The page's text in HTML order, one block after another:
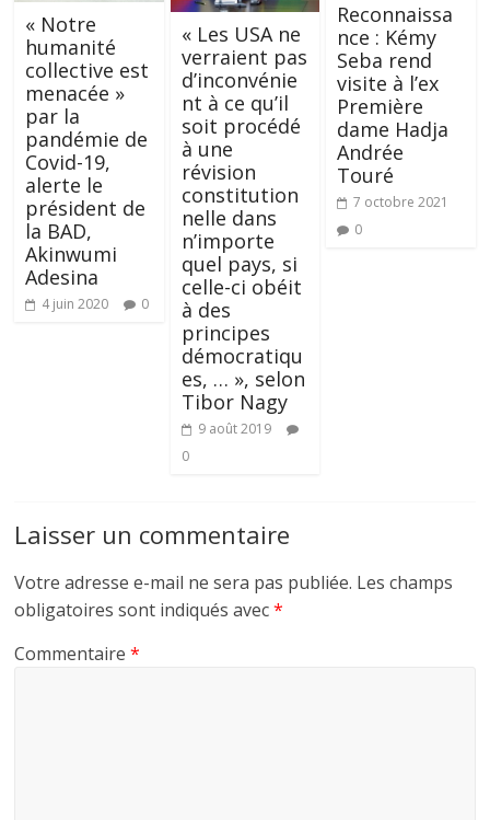
« Notre
humanité
collective est
menacée »
par la
pandémie de
Covid-19,
alerte le
président de
la BAD,
Akinwumi
Adesina
4 juin 2020 0
« Les USA ne
verraient pas
d’inconvénie
nt à ce qu’il
soit procédé
à une
révision
constitution
nelle dans
n’importe
quel pays, si
celle-ci obéit
à des
principes
démocratiqu
es, … », selon
Tibor Nagy
9 août 2019
0
Reconnaissa
nce : Kémy
Seba rend
visite à l’ex
Première
dame Hadja
Andrée
Touré
7 octobre 2021
0
Laisser un commentaire
Votre adresse e-mail ne sera pas publiée. Les champs
obligatoires sont indiqués avec*
Commentaire*